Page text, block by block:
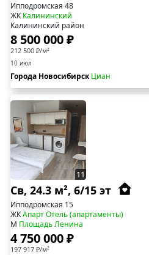
Ипподромская 48
ЖККалининский
Калининский район
8 500 000 ₽
212 500 ₽/м²
10 июл
Города НовосибирскЦиан
11
Св, 24.3 м², 6/15 эт
Ипподромская 15
ЖКАпарт Отель (апартаменты)
М Площадь Ленина
4 750 000 ₽
197 917 ₽/м²